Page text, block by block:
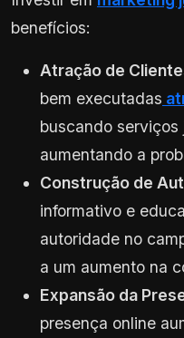
benefícios:
Atração de
bem executadas
buscando
aumentando a
Construção de
informativo e
autoridade no
a um aumento na
Expansão da
presença online